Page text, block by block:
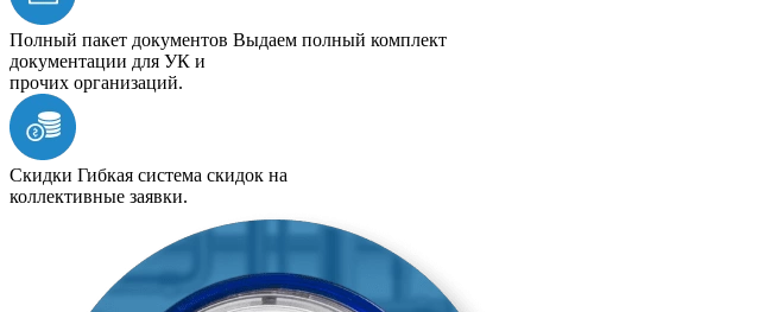
Полный пакет документов Выдаем полный комплект
документации для УК и
прочих организаций.
Скидки Гибкая система скидок на
коллективные заявки.